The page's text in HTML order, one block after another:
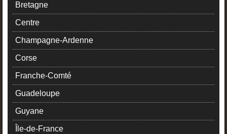
Bretagne
Centre
Champagne-Ardenne
Corse
Franche-Comté
Guadeloupe
Guyane
Île-de-France